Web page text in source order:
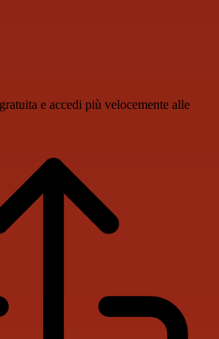
e accedi più velocemente alle